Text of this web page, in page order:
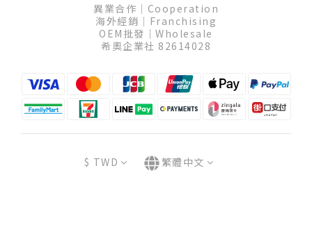
異業合作│Cooperation
海外經銷│Franchising
OEM批發│Wholesale
希奧企業社 82614028
$ TWD 繁體中文